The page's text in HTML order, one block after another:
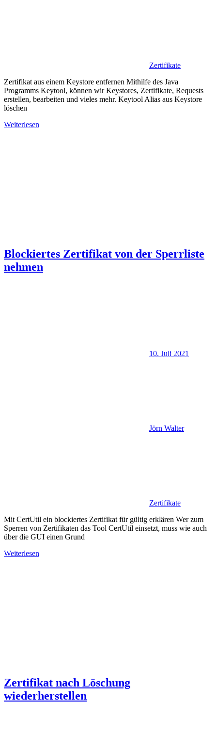
Zertifikate
Zertifikat aus einem Keystore entfernen Mithilfe des Java
Programms Keytool, können wir Keystores, Zertifikate, Requests
erstellen, bearbeiten und vieles mehr. Keytool Alias aus Keystore
löschen
Weiterlesen
Blockiertes Zertifikat von der Sperrliste
nehmen
10. Juli 2021
Jörn Walter
Zertifikate
Mit CertUtil ein blockiertes Zertifikat für gültig erklären Wer zum
Sperren von Zertifikaten das Tool CertUtil einsetzt, muss wie auch
über die GUI einen Grund
Weiterlesen
Zertifikat nach Löschung
wiederherstellen